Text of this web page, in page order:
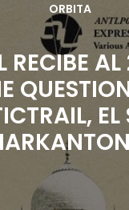
ORBITA
RECIBE
EL